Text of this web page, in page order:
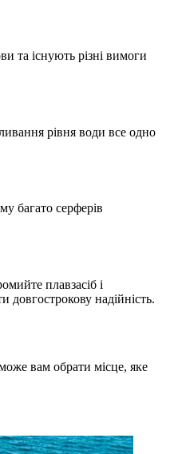
та існують різні вимоги
рівня води все одно
багато серферів
плавзасіб і
довгострокову надійність.
вам обрати місце, яке